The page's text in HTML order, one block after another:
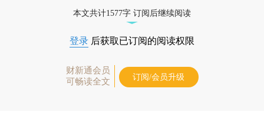
本文共计1577字 订阅后继续阅读
登录 后获取已订阅的阅读权限
财新通会员
可畅读全文
订阅/会员升级